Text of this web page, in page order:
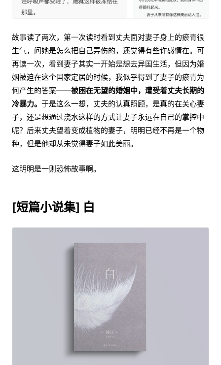
故事读了两次，第一次读时看到丈夫面对妻子身上的瘀青很
生气，问她是怎么把自己弄伤的，还觉得有些许感情在。可
再读一次，看到妻子其实一开始是想去异国生活，但因为婚
姻被迫在这个国家定居的时候，我似乎得到了妻子的瘀青为
何产生的答案——被困在无望的婚姻中，遭受着丈夫长期的
冷暴力。 于是这么一想，丈夫的认真照顾，是真的在关心妻
子，还是想通过浇水这样的方式让妻子永远在自己的掌控中
呢？后来丈夫望着变成植物的妻子，明明已经不再是一个物
种，但是他却从未觉得妻子如此美丽。
这明明是一则恐怖故事啊。
[短篇小说集] 白